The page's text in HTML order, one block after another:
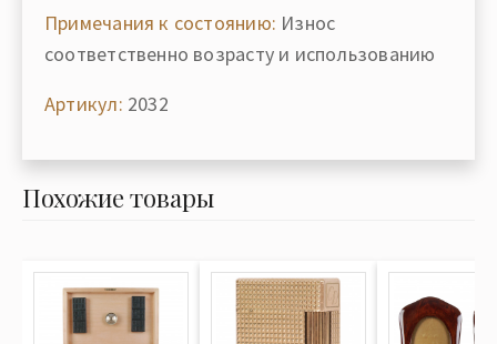
Примечания к состоянию: Износ
соответственно возрасту и использованию
Артикул: 2032
Похожие товары